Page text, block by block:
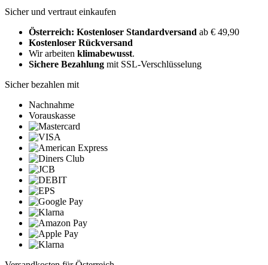
Sicher und vertraut einkaufen
Österreich: Kostenloser Standardversand ab € 49,90
Kostenloser Rückversand
Wir arbeiten klimabewusst.
Sichere Bezahlung mit SSL-Verschlüsselung
Sicher bezahlen mit
Nachnahme
Vorauskasse